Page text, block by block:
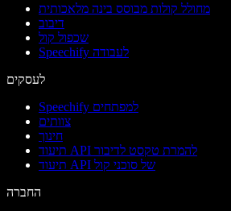
מחולל קולות מבוסס בינה מלאכותית
דיבוב
שכפול קול
Speechify לעבודה
לעסקים
Speechify למפתחים
צוותים
חינוך
תיעוד API להמרת טקסט לדיבור
תיעוד API של סוכני קול
החברה